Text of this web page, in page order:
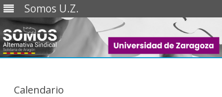
Somos U.Z.
Saltar
Calendario